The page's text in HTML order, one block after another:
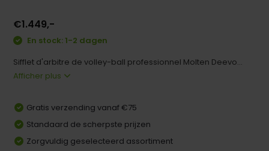
€1.449,-
En stock: 1-2 dagen
Sifflet d'arbitre de volley-ball professionnel Molten Deevo...
Afficher plus
Gratis verzending vanaf €75
Standaard de scherpste prijzen
Zorgvuldig geselecteerd assortiment